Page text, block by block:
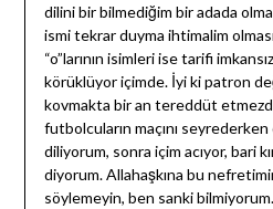
dilini bir bilmediğim bir adada
ismi tekrar duyma ihtimalim
“o”larının isimleri ise tarifi
körüklüyor içimde. İyi ki patron
kovmakta bir an tereddüt
futbolcuların maçını seyrederken
diliyorum, sonra içim acıyor, bari
diyorum. Allahaşkına bu
söylemeyin, ben sanki bilmiyorum.